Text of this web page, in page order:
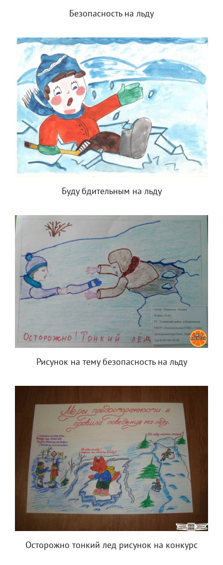
Безопасность на льду
Буду бдительным на льду
Рисунок на тему безопасность на льду
Осторожно тонкий лед рисунок на конкурс